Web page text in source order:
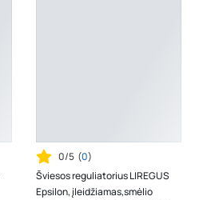
0/5 (0)
Šviesos reguliatorius LIREGUS
Epsilon, įleidžiamas,smėlio